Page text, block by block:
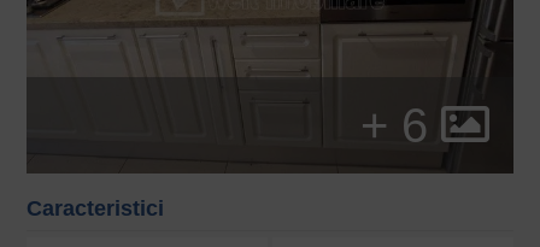
+ 6
Caracteristici